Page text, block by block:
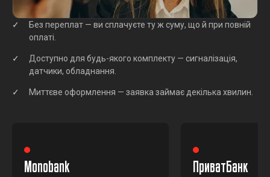
Без переплат — ви сплачуєте ту ж суму, що й при повній
оплаті.
Доступно для будь-якого комплекту — сигналізація,
датчики, обладнання.
Миттєве оформлення — заявка займає декілька хвилин.
Monobank ПриватБанк